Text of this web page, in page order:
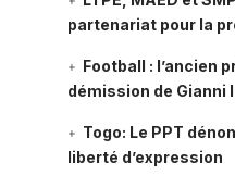
partenariat pour la
Football : l’ancien
démission de Gianni
Togo: Le PPT
liberté d’expression